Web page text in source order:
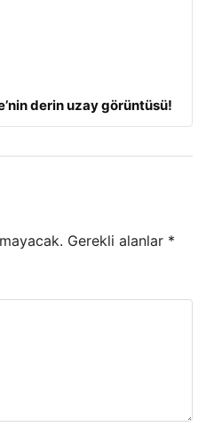
derin uzay görüntüsü!
Gerekli alanlar *